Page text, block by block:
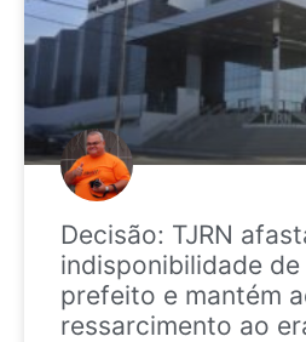
Decisão: TJRN
indisponibilidade
prefeito e mantém
ressarcimento ao